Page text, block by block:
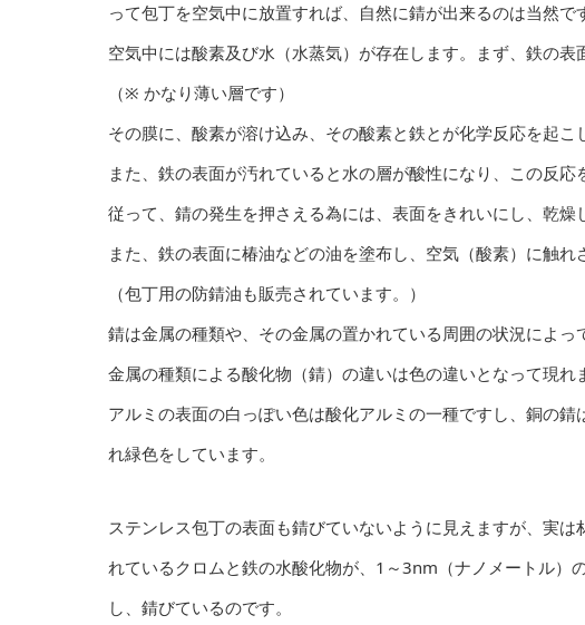
って包丁を空気中に放置すれば、自然に錆が出来るのは当然で
空気中には酸素及び水（水蒸気）が存在します。まず、鉄の表
（※ かなり薄い層です）
その膜に、酸素が溶け込み、その酸素と鉄とが化学反応を起こ
また、鉄の表面が汚れていると水の層が酸性になり、この反応
従って、錆の発生を押さえる為には、表面をきれいにし、乾燥
また、鉄の表面に椿油などの油を塗布し、空気（酸素）に触れ
（包丁用の防錆油も販売されています。）
錆は金属の種類や、その金属の置かれている周囲の状況によっ
金属の種類による酸化物（錆）の違いは色の違いとなって現れ
アルミの表面の白っぽい色は酸化アルミの一種ですし、銅の
れ緑色をしています。
ステンレス包丁の表面も錆びていないように見えますが、実は
れているクロムと鉄の水酸化物が、1～3nm（ナノメートル）
し、錆びているのです。